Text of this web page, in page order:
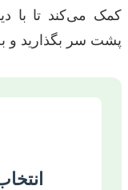
کمک می‌کند تا با
پشت سر بگذارید و